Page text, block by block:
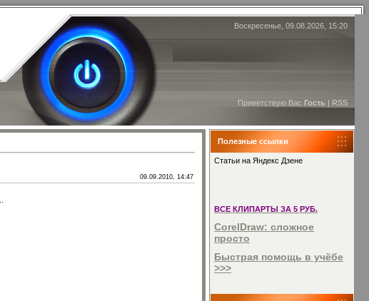
Воскресенье, 09.08.2026, 15:20
Приветствую Вас Гость | RSS
09.09.2010, 14:47
Полезные ссылки
Статьи на Яндекс Дзене
ВСЕ КЛИПАРТЫ ЗА 5 РУБ.
CorelDraw: сложное
просто
Быстрая помощь в учёбе
>>>